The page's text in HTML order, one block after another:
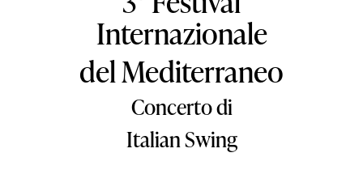
Internazionale
del Mediterraneo
Concerto di
Italian Swing